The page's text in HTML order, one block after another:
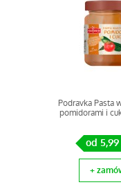
Podravka Pasta
pomidorami i
od 5,99
+